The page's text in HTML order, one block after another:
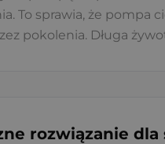
To sprawia, że pompa
pokolenia. Długa
rozwiązanie